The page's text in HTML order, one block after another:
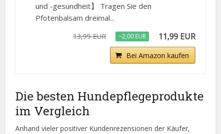
und -gesundheit】 Tragen Sie den
Pfotenbalsam dreimal...
13,99 EUR −2,00 EUR 11,99 EUR
Bei Amazon kaufen
Die besten Hundepflegeprodukte
im Vergleich
Anhand vieler positiver Kundenrezensionen der Käufer,